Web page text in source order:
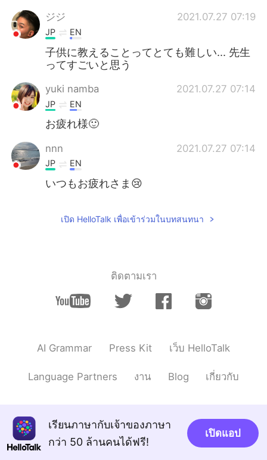
ジジ 2021.07.27 07:19
JP EN
子供に教えることってとても難しい... 先生
ってすごいと思う
yuki namba 2021.07.27 07:14
JP EN
お疲れ様🙂
nnn 2021.07.27 07:14
JP EN
いつもお疲れさま😢
เปิด HelloTalk เพื่อเข้าร่วมในบทสนทนา
ติดตามเรา
AI Grammar Press Kit เว็บ HelloTalk
Language Partners งาน Blog เกี่ยวกับ
เรียนภาษากับเจ้าของภาษา
กว่า 50 ล้านคนได้ฟรี!
เปิดแอป